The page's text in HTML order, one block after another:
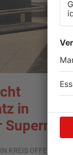
in
KREIS OFFENBACH